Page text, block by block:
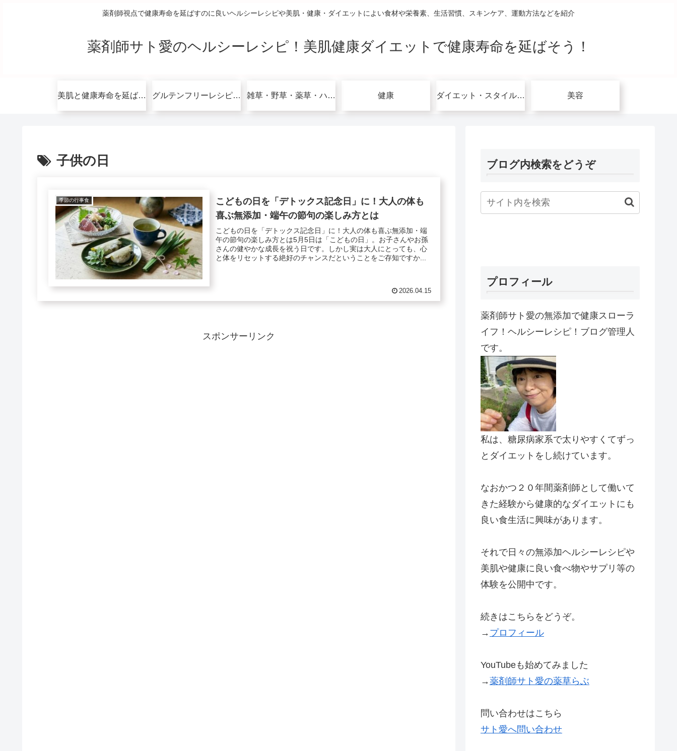
薬剤師視点で健康寿命を延ばすのに良いヘルシーレシピや美肌・健康・ダイエットによい食材や栄養素、生活習慣、スキンケア、運動方法などを紹介
薬剤師サト愛のヘルシーレシピ！美肌健康ダイエットで健康寿命を延ばそう！
美肌と健康寿命を延ばすコツ無料講座 グルテンフリーレシピで美肌健康ダイエット！ 雑草・野草・薬草・ハーブ 健康 ダイエット・スタイルアップ関連 美容
子供の日
季節の行事食
こどもの日を「デトックス記念日」に！大人の体も
喜ぶ無添加・端午の節句の楽しみ方とは
こどもの日を「デトックス記念日」に！大人の体も喜ぶ無添加・端
午の節句の楽しみ方とは5月5日は「こどもの日」。お子さんやお孫
さんの健やかな成長を祝う日です。しかし実は大人にとっても、心
と体をリセットする絶好のチャンスだということをご存知ですか...
2026.04.15
スポンサーリンク
ブログ内検索をどうぞ
プロフィール
薬剤師サト愛の無添加で健康スローラ
イフ！ヘルシーレシピ！ブログ管理人
です。
私は、糖尿病家系で太りやすくてずっ
とダイエットをし続けています。
なおかつ２０年間薬剤師として働いて
きた経験から健康的なダイエットにも
良い食生活に興味があります。
それで日々の無添加ヘルシーレシピや
美肌や健康に良い食べ物やサプリ等の
体験を公開中です。
続きはこちらをどうぞ。
→ プロフィール
YouTubeも始めてみました
→薬剤師サト愛の薬草らぶ
問い合わせはこちら
サト愛へ問い合わせ